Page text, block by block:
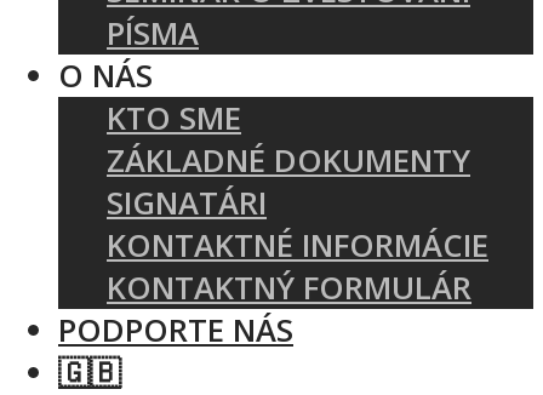
PÍSMA
O NÁS
KTO SME
ZÁKLADNÉ DOKUMENTY
SIGNATÁRI
KONTAKTNÉ INFORMÁCIE
KONTAKTNÝ FORMULÁR
PODPORTE NÁS
🇬🇧